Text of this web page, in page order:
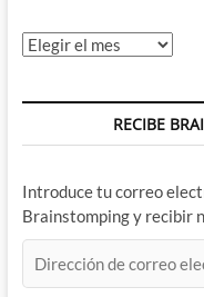
Archivos
RECIBE
Introduce tu correo
Brainstomping y recibir
de